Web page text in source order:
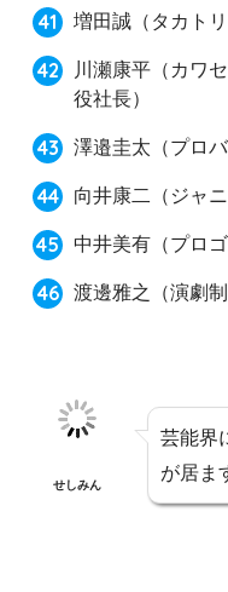
増田誠 （タカト
川瀬康平 （カワ
役社長）
澤邉圭太 （プロ
向井康二 （ジャ
中井美有 （プロ
渡邊雅之 （演劇
せしみん
芸能界
が居ま